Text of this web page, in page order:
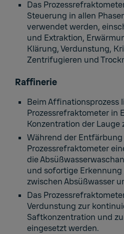
Das
Steuerung in allen
verwendet werden,
und Extraktion,
Klärung, Verdunstung,
Zentrifugieren und
Raffinerie
Beim Affinationsprozess
Prozessrefraktometer in
Konzentration der Lauge
Während der
Prozessrefraktometer
die
und sofortige
zwischen Absüßwasser
Das
Verdunstung zur
Saftkonzentration und
eingesetzt werden.